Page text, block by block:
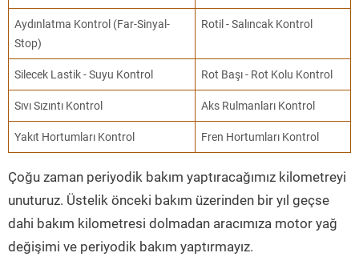
Aydınlatma Kontrol (Far-Sinyal-
Stop)
Rotil - Salıncak Kontrol
Silecek Lastik - Suyu Kontrol Rot Başı - Rot Kolu Kontrol
Sıvı Sızıntı Kontrol Aks Rulmanları Kontrol
Yakıt Hortumları Kontrol Fren Hortumları Kontrol
Çoğu zaman periyodik bakım yaptıracağımız kilometreyi
unuturuz. Üstelik önceki bakım üzerinden bir yıl geçse
dahi bakım kilometresi dolmadan aracımıza motor yağ
değişimi ve periyodik bakım yaptırmayız.